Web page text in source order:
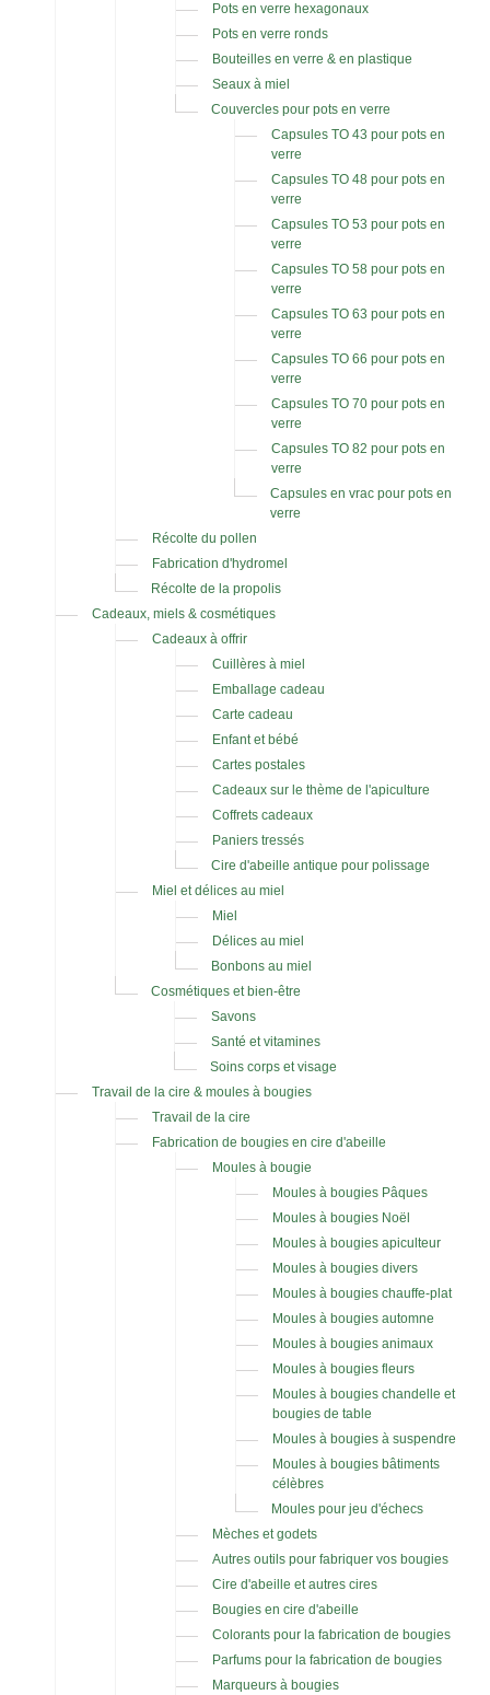
Pots en verre hexagonaux
Pots en verre ronds
Bouteilles en verre & en plastique
Seaux à miel
Couvercles pour pots en verre
Capsules TO 43 pour pots en
verre
Capsules TO 48 pour pots en
verre
Capsules TO 53 pour pots en
verre
Capsules TO 58 pour pots en
verre
Capsules TO 63 pour pots en
verre
Capsules TO 66 pour pots en
verre
Capsules TO 70 pour pots en
verre
Capsules TO 82 pour pots en
verre
Capsules en vrac pour pots en
verre
Récolte du pollen
Fabrication d'hydromel
Récolte de la propolis
Cadeaux, miels & cosmétiques
Cadeaux à offrir
Cuillères à miel
Emballage cadeau
Carte cadeau
Enfant et bébé
Cartes postales
Cadeaux sur le thème de l'apiculture
Coffrets cadeaux
Paniers tressés
Cire d'abeille antique pour polissage
Miel et délices au miel
Miel
Délices au miel
Bonbons au miel
Cosmétiques et bien-être
Savons
Santé et vitamines
Soins corps et visage
Travail de la cire & moules à bougies
Travail de la cire
Fabrication de bougies en cire d'abeille
Moules à bougie
Moules à bougies Pâques
Moules à bougies Noël
Moules à bougies apiculteur
Moules à bougies divers
Moules à bougies chauffe-plat
Moules à bougies automne
Moules à bougies animaux
Moules à bougies fleurs
Moules à bougies chandelle et
bougies de table
Moules à bougies à suspendre
Moules à bougies bâtiments
célèbres
Moules pour jeu d'échecs
Mèches et godets
Autres outils pour fabriquer vos bougies
Cire d'abeille et autres cires
Bougies en cire d'abeille
Colorants pour la fabrication de bougies
Parfums pour la fabrication de bougies
Marqueurs à bougies